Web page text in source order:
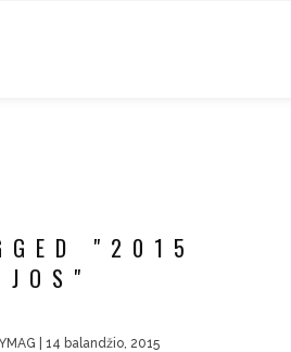
"2015
| 14 balandžio, 2015